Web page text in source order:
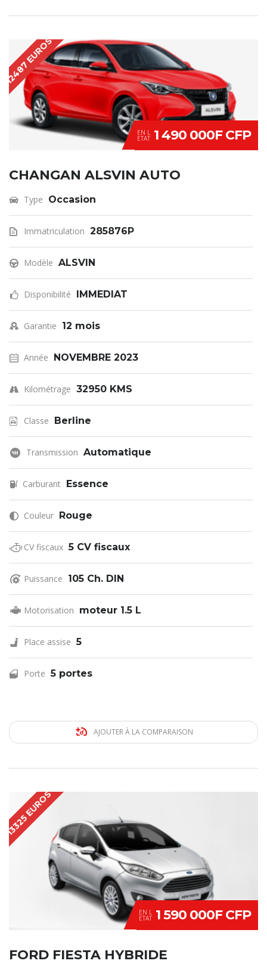
12487 EUROS
EN L
ETAT 1 490 000F CFP
CHANGAN ALSVIN AUTO
Type Occasion
Immatriculation 285876P
Modèle ALSVIN
Disponibilité IMMEDIAT
Garantie 12 mois
Année NOVEMBRE 2023
Kilométrage 32950 KMS
Classe Berline
Transmission Automatique
Carburant Essence
Couleur Rouge
CV fiscaux 5 CV fiscaux
Puissance 105 Ch. DIN
Motorisation moteur 1.5 L
Place assise 5
Porte 5 portes
AJOUTER À LA COMPARAISON
13325 EUROS
EN L
ETAT 1 590 000F CFP
FORD FIESTA HYBRIDE